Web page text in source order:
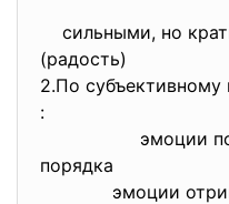
сильными, но
(радость)
2.По
:
эмоции
порядка
эмоции